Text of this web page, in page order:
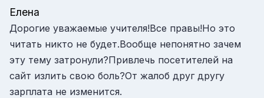
Елена
Дорогие уважаемые учителя!Все правы!Но это
читать никто не будет.Вообще непонятно зачем
эту тему затронули?Привлечь посетителей на
сайт излить свою боль?От жалоб друг другу
зарплата не изменится.